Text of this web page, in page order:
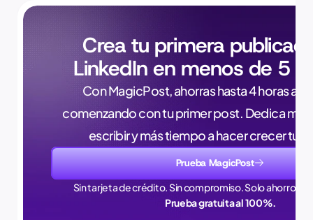
Crea tu primera
LinkedIn en menos de 5
Con MagicPost, ahorras hasta 4 horas a la
comenzando con tu primer post. Dedica
escribir y más tiempo a hacer crecer tu
Prueba MagicPost
Sin tarjeta de crédito. Sin compromiso. Solo ahorros
Prueba gratuita al 100%.